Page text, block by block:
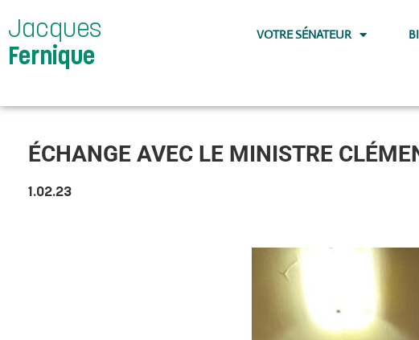
Jacques
Fernique
VOTRE SÉNATEUR
ÉCHANGE AVEC LE MINISTRE
1.02.23